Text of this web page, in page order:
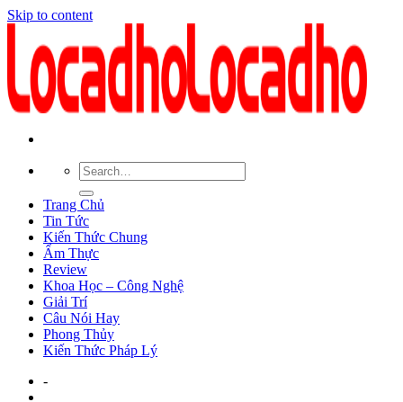
Skip to content
Trang Chủ
Tin Tức
Kiến Thức Chung
Ẩm Thực
Review
Khoa Học – Công Nghệ
Giải Trí
Câu Nói Hay
Phong Thủy
Kiến Thức Pháp Lý
-